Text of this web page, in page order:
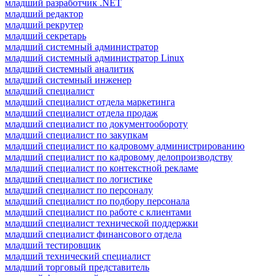
младший разработчик .NET
младший редактор
младший рекрутер
младший секретарь
младший системный администратор
младший системный администратор Linux
младший системный аналитик
младший системный инженер
младший специалист
младший специалист отдела маркетинга
младший специалист отдела продаж
младший специалист по документообороту
младший специалист по закупкам
младший специалист по кадровому администрированию
младший специалист по кадровому делопроизводству
младший специалист по контекстной рекламе
младший специалист по логистике
младший специалист по персоналу
младший специалист по подбору персонала
младший специалист по работе с клиентами
младший специалист технической поддержки
младший специалист финансового отдела
младший тестировщик
младший технический специалист
младший торговый представитель